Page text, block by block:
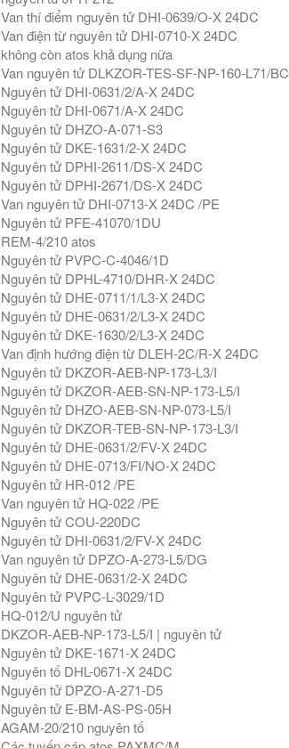
Van thí điểm nguyên tử DHI-0639/O-X 24DC
Van điện từ nguyên tử DHI-0710-X 24DC
không còn atos khả dụng nữa
Van nguyên tử DLKZOR-TES-SF-NP-160-L71/
Nguyên tử DHI-0631/2/A-X 24DC
Nguyên tử DHI-0671/A-X 24DC
Nguyên tử DHZO-A-071-S3
Nguyên tử DKE-1631/2-X 24DC
Nguyên tử DPHI-2611/DS-X 24DC
Nguyên tử DPHI-2671/DS-X 24DC
Van nguyên tử DHI-0713-X 24DC /PE
Nguyên tử PFE-41070/1DU
REM-4/210 atos
Nguyên tử PVPC-C-4046/1D
Nguyên tử DPHL-4710/DHR-X 24DC
Nguyên tử DHE-0711/1/L3-X 24DC
Nguyên tử DHE-0631/2/L3-X 24DC
Nguyên tử DKE-1630/2/L3-X 24DC
Van định hướng điện từ DLEH-2C/R-X 24DC
Nguyên tử DKZOR-AEB-NP-173-L3/I
Nguyên tử DKZOR-AEB-SN-NP-173-L5/I
Nguyên tử DHZO-AEB-SN-NP-073-L5/I
Nguyên tử DKZOR-TEB-SN-NP-173-L3/I
Nguyên tử DHE-0631/2/FV-X 24DC
Nguyên tử DHE-0713/FI/NO-X 24DC
Nguyên tử HR-012 /PE
Van nguyên tử HQ-022 /PE
Nguyên tử COU-220DC
Nguyên tử DHI-0631/2/FV-X 24DC
Van nguyên tử DPZO-A-273-L5/DG
Nguyên tử DHE-0631/2-X 24DC
Nguyên tử PVPC-L-3029/1D
HQ-012/U nguyên tử
DKZOR-AEB-NP-173-L5/I | nguyên tử
Nguyên tử DKE-1671-X 24DC
Nguyên tố DHL-0671-X 24DC
Nguyên tử DPZO-A-271-D5
Nguyên tử E-BM-AS-PS-05H
AGAM-20/210 nguyên tố